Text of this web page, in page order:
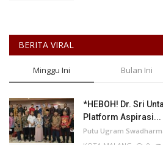
BERITA VIRAL
Minggu Ini Bulan Ini
*HEBOH! Dr. Sri
Platform Aspirasi...
Putu Ugram